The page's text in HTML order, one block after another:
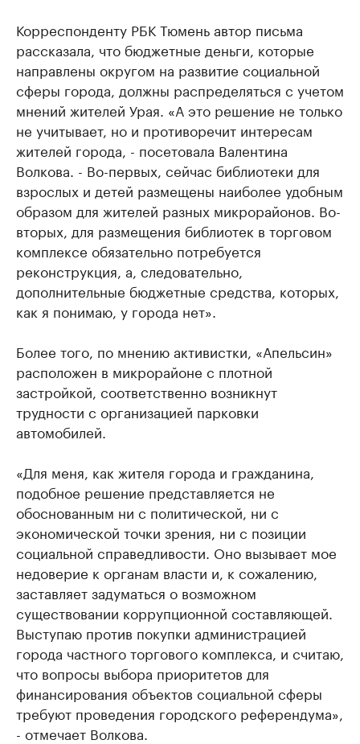
Корреспонденту РБК Тюмень автор письма
рассказала, что бюджетные деньги, которые
направлены округом на развитие социальной
сферы города, должны распределяться с учетом
мнений жителей Урая. «А это решение не только
не учитывает, но и противоречит интересам
жителей города, - посетовала Валентина
Волкова. - Во-первых, сейчас библиотеки для
взрослых и детей размещены наиболее удобным
образом для жителей разных микрорайонов. Во-
вторых, для размещения библиотек в торговом
комплексе обязательно потребуется
реконструкция, а, следовательно,
дополнительные бюджетные средства, которых,
как я понимаю, у города нет».
Более того, по мнению активистки, «Апельсин»
расположен в микрорайоне с плотной
застройкой, соответственно возникнут
трудности с организацией парковки
автомобилей.
«Для меня, как жителя города и гражданина,
подобное решение представляется не
обоснованным ни с политической, ни с
экономической точки зрения, ни с позиции
социальной справедливости. Оно вызывает мое
недоверие к органам власти и, к сожалению,
заставляет задуматься о возможном
существовании коррупционной составляющей.
Выступаю против покупки администрацией
города частного торгового комплекса, и считаю,
что вопросы выбора приоритетов для
финансирования объектов социальной сферы
требуют проведения городского референдума»,
- отмечает Волкова.